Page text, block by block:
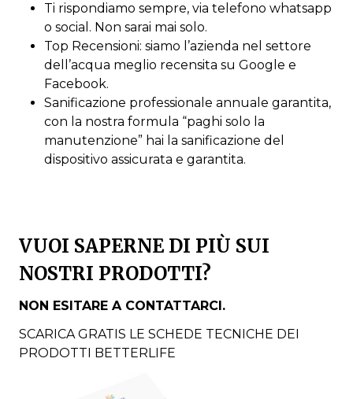
Ti rispondiamo sempre, via telefono whatsapp
o social. Non sarai mai solo.
Top Recensioni: siamo l’azienda nel settore
dell’acqua meglio recensita su Google e
Facebook.
Sanificazione professionale annuale garantita,
con la nostra formula “paghi solo la
manutenzione” hai la sanificazione del
dispositivo assicurata e garantita.
VUOI SAPERNE DI PIÙ SUI
NOSTRI PRODOTTI?
NON ESITARE A CONTATTARCI.
SCARICA GRATIS LE SCHEDE TECNICHE DEI
PRODOTTI BETTERLIFE